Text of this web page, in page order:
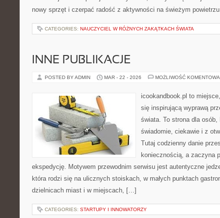
nowy sprzęt i czerpać radość z aktywności na świeżym
CATEGORIES: NAUCZYCIEL W RÓŻNYCH ZAKĄTKACH ŚWIATA
INNE PUBLIKACJE
POSTED BY ADMIN MAR - 22 - 2026 MOŻLIWOŚĆ
icookandbook.pl to
się inspirującą wyprawą
świata. To strona dla
świadomie, ciekawie i z
Tutaj codzienny danie
koniecznością, a zaczyna
ekspedycję. Motywem przewodnim serwisu jest autentyczne
która rodzi się na ulicznych stoiskach, w małych punktach
dzielnicach miast i w miejscach, […]
CATEGORIES: STARTUPY I INNOWATORZY